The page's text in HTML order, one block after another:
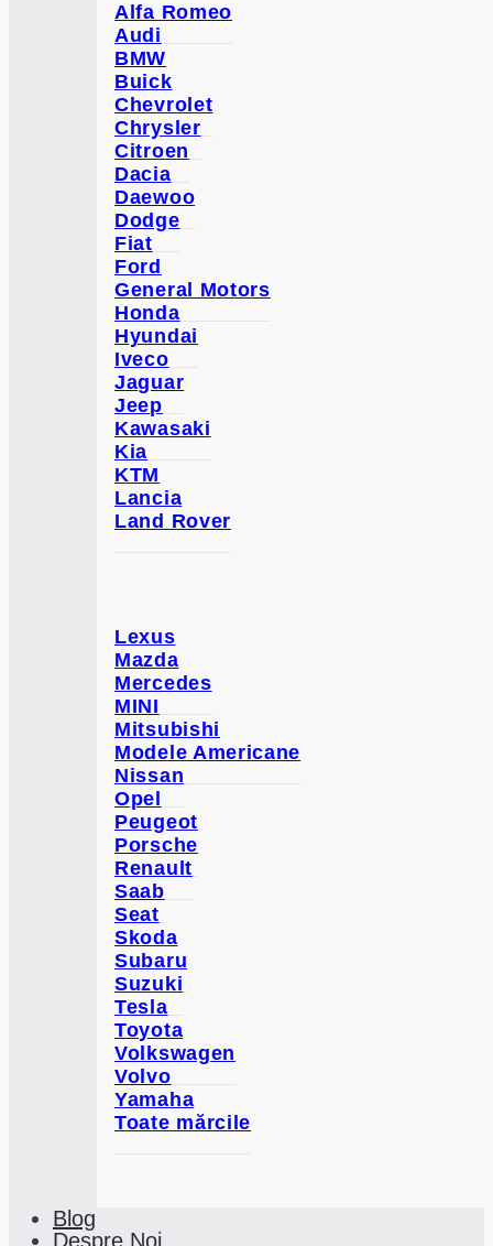
Alfa Romeo
Audi
BMW
Buick
Chevrolet
Chrysler
Citroen
Dacia
Daewoo
Dodge
Fiat
Ford
General Motors
Honda
Hyundai
Iveco
Jaguar
Jeep
Kawasaki
Kia
KTM
Lancia
Land Rover
Lexus
Mazda
Mercedes
MINI
Mitsubishi
Modele Americane
Nissan
Opel
Peugeot
Porsche
Renault
Saab
Seat
Skoda
Subaru
Suzuki
Tesla
Toyota
Volkswagen
Volvo
Yamaha
Toate mărcile
Blog
Despre Noi